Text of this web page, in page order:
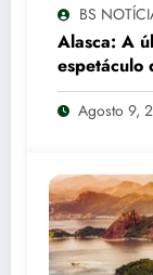
BS
Alasca: A
espetáculo
Agosto 9,